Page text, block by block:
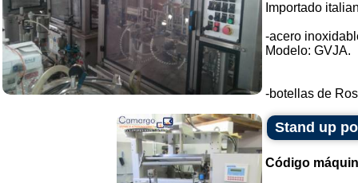
Importado
-acero
Modelo: GVJA.
-botellas de
Stand up
Código